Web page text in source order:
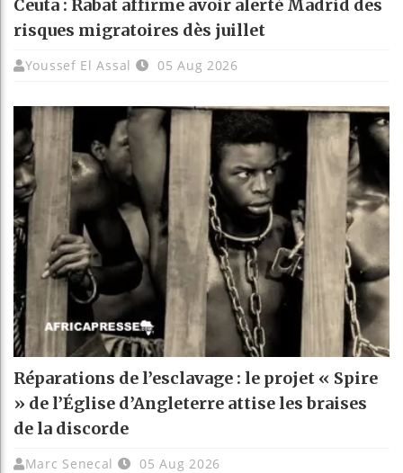
Ceuta : Rabat affirme avoir alerté Madrid des
risques migratoires dès juillet
Youssef El Assal 05 Aug 2026
Réparations de l’esclavage : le projet « Spire
» de l’Église d’Angleterre attise les braises
de la discorde
Marc Senecal 05 Aug 2026